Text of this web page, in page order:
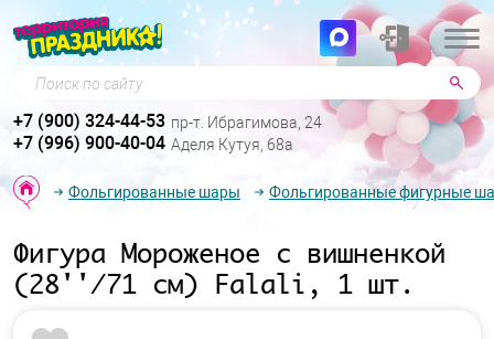
Поиск по сайту
+7 (900) 324-44-53 пр-т. Ибрагимова, 24
+7 (996) 900-40-04 Аделя Кутуя, 68а
Фольгированные шары Фольгированные фигурные
Фигура Мороженое с вишненкой
(28''/71 см) Falali, 1 шт.